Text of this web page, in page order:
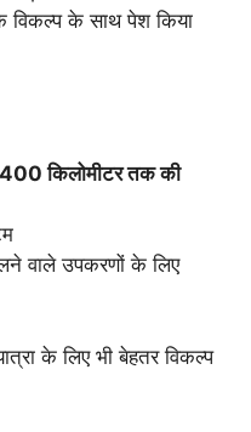
के साथ पेश किया
400 किलोमीटर तक की
वाले उपकरणों के लिए
के लिए भी बेहतर विकल्प